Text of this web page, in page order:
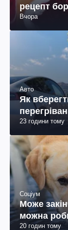
рецепт
Вчора
Авто
Як
23 години тому
Соціум
Може
можна
20 годин тому